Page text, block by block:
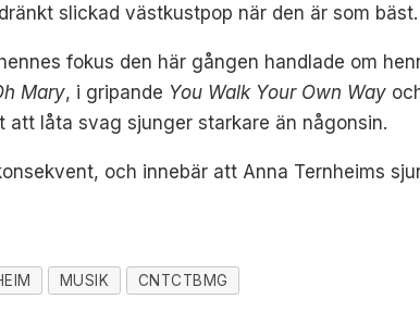
slickad västkustpop när den är som bäst.
fokus den här gången handlade om
Mary, i gripande You Walk Your Own Way
att låta svag sjunger starkare än någonsin.
och innebär att Anna Ternheims
MUSIK CNTCTBMG